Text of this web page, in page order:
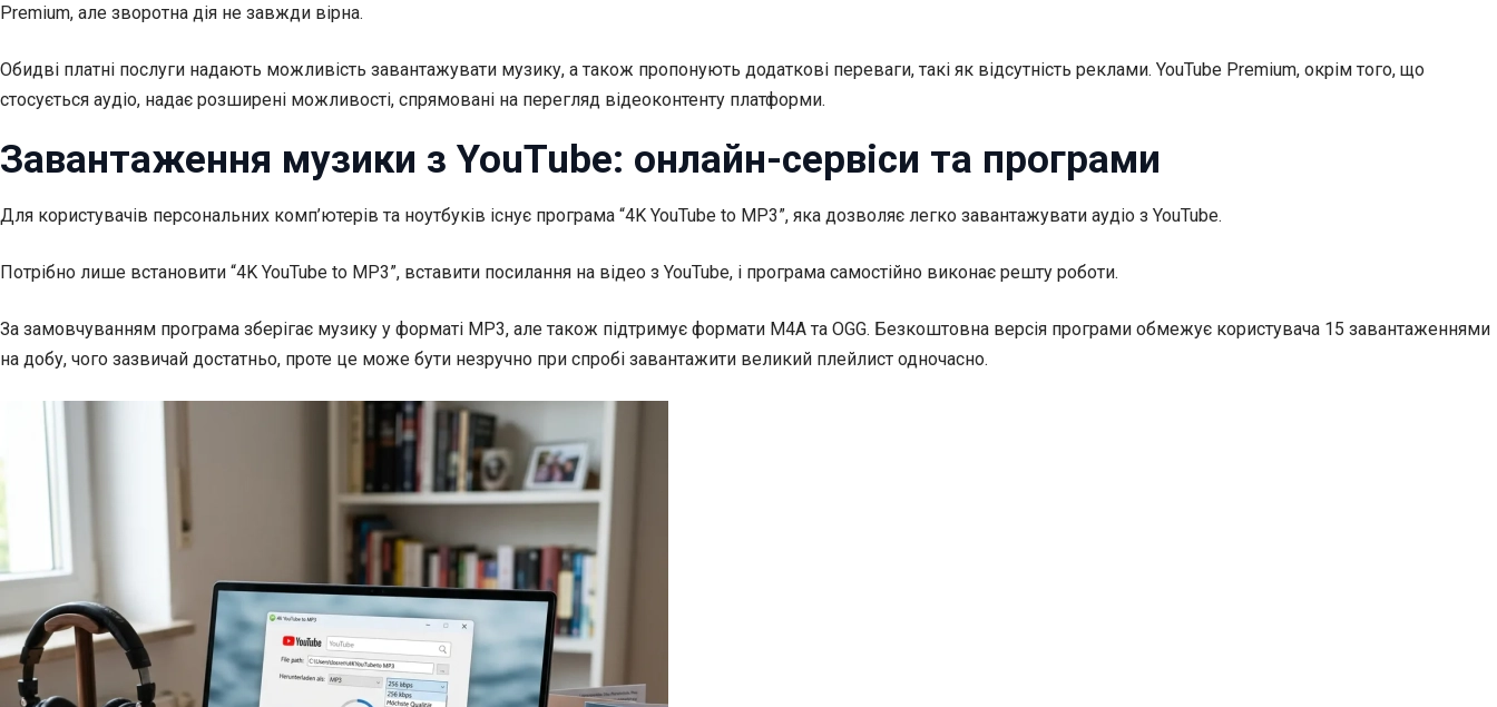
Premium, але зворотна дія не завжди вірна.
Обидві платні послуги надають можливість завантажувати музику, а також пропонують додаткові переваги, такі як відсутність реклами. YouTube Premium, окрім того, що
стосується аудіо, надає розширені можливості, спрямовані на перегляд відеоконтенту платформи.
Завантаження музики з YouTube: онлайн-сервіси та програми
Для користувачів персональних комп’ютерів та ноутбуків існує програма “4K YouTube to MP3”, яка дозволяє легко завантажувати аудіо з YouTube.
Потрібно лише встановити “4K YouTube to MP3”, вставити посилання на відео з YouTube, і програма самостійно виконає решту роботи.
За замовчуванням програма зберігає музику у форматі MP3, але також підтримує формати M4A та OGG. Безкоштовна версія програми обмежує користувача 15 завантаженнями
на добу, чого зазвичай достатньо, проте це може бути незручно при спробі завантажити великий плейлист одночасно.